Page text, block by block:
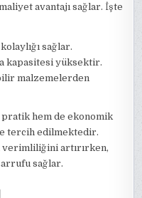
avantajı sağlar. İşte
sağlar.
kapasitesi yüksektir.
malzemelerden
hem de ekonomik
tercih edilmektedir.
verimliliğini artırırken,
sağlar.